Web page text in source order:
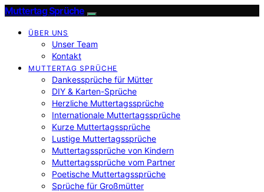
Muttertag Sprüche
ÜBER UNS
Unser Team
Kontakt
MUTTERTAG SPRÜCHE
Dankessprüche für Mütter
DIY & Karten-Sprüche
Herzliche Muttertagssprüche
Internationale Muttertagssprüche
Kurze Muttertagssprüche
Lustige Muttertagssprüche
Muttertagssprüche von Kindern
Muttertagssprüche vom Partner
Poetische Muttertagssprüche
Sprüche für Großmütter